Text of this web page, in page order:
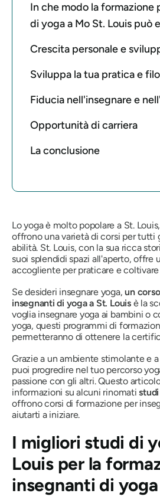
In che modo la formazione
di yoga a Mo St. Louis può
Crescita personale e
Sviluppa la tua pratica e
Fiducia nell'insegnare e
Opportunità di carriera
La conclusione
Lo yoga è molto popolare a St.
offrono una varietà di corsi per tutti
abilità. St. Louis, con la sua ricca
suoi splendidi spazi all'aperto, offre
accogliente per praticare e
Se desideri insegnare yoga,un
insegnanti di yoga a St. Louisè la
voglia insegnare yoga ai bambini o
yoga, questi programmi di
permetteranno di ottenere la
Grazie a un ambiente stimolante e
puoi progredire nel tuo percorso
passione con gli altri. Questo
informazioni su alcuni rinomati
offrono corsi di formazione per
aiutarti a iniziare.
I migliori studi di
Louis per la
insegnanti di yoga